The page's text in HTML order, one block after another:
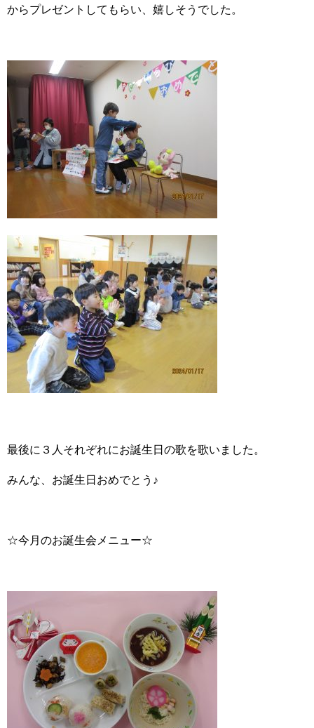
からプレゼントしてもらい、嬉しそうでした。
最後に３人それぞれにお誕生日の歌を歌いました。
みんな、お誕生日おめでとう♪
☆今月のお誕生会メニュー☆